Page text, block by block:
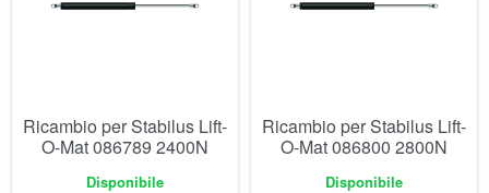
Ricambio per Stabilus Lift-
O-Mat 086789 2400N
Disponibile
Ricambio per Stabilus Lift-
O-Mat 086800 2800N
Disponibile